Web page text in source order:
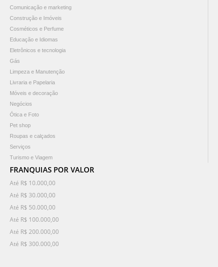
Comunicação e marketing
Construção e Imóveis
Cosméticos e Perfume
Educação e Idiomas
Eletrônicos e tecnologia
Gás
Limpeza e Manutenção
Livraria e Papelaria
Móveis e decoração
Negócios
Ótica e Foto
Pet shop
Roupas e calçados
Serviços
Turismo e Viagem
FRANQUIAS POR VALOR
Até R$ 10.000,00
Até R$ 30.000,00
Até R$ 50.000,00
Até R$ 100.000,00
Até R$ 200.000,00
Até R$ 300.000,00